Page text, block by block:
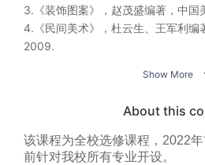
3.《装饰图案》，赵茂盛编著，中国
4.《民间美术》，杜云生、王军利编
2009.
6.《人物装饰画》，胡连江著，中国
8.《植物图案》，张梅、梁军编著，
9.《动物图案》，张梅、董静、孔庆
社，2007.
Show More
About this
该课程为全校选修课程，2022
前针对我校所有专业开设。